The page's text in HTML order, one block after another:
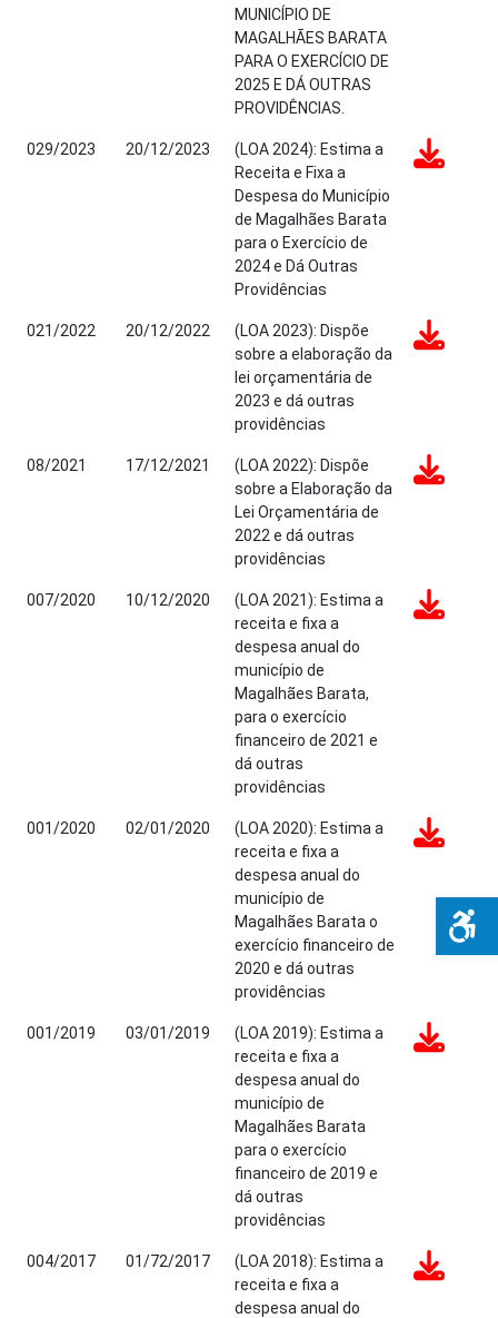
MUNICÍPIO DE
MAGALHÃES BARATA
PARA O EXERCÍCIO DE
2025 E DÁ OUTRAS
PROVIDÊNCIAS.
029/2023 20/12/2023
(LOA 2024): Estima a
Receita e Fixa a
Despesa do Município
de Magalhães Barata
para o Exercício de
2024 e Dá Outras
Providências
021/2022 20/12/2022
(LOA 2023): Dispõe
sobre a elaboração da
lei orçamentária de
2023 e dá outras
providências
08/2021 17/12/2021
(LOA 2022): Dispõe
sobre a Elaboração da
Lei Orçamentária de
2022 e dá outras
providências
007/2020 10/12/2020
(LOA 2021): Estima a
receita e fixa a
despesa anual do
município de
Magalhães Barata,
para o exercício
financeiro de 2021 e
dá outras
providências
001/2020 02/01/2020
(LOA 2020): Estima a
receita e fixa a
despesa anual do
município de
Magalhães Barata o
exercício financeiro de
2020 e dá outras
providências
001/2019 03/01/2019
(LOA 2019): Estima a
receita e fixa a
despesa anual do
município de
Magalhães Barata
para o exercício
financeiro de 2019 e
dá outras
providências
004/2017 01/72/2017
(LOA 2018): Estima a
receita e fixa a
despesa anual do